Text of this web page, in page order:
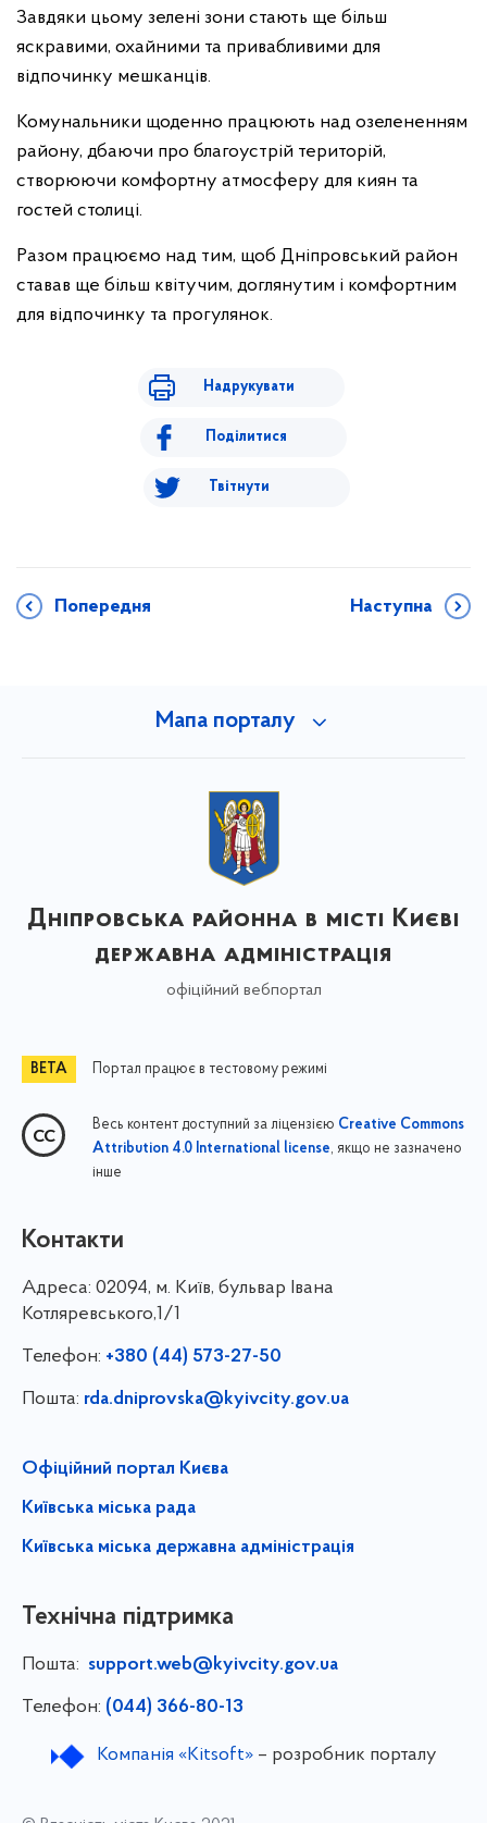
Завдяки цьому зелені зони стають ще більш
яскравими, охайними та привабливими для
відпочинку мешканців.
Комунальники щоденно працюють над озелененням
району, дбаючи про благоустрій територій,
створюючи комфортну атмосферу для киян та
гостей столиці.
Разом працюємо над тим, щоб Дніпровський район
ставав ще більш квітучим, доглянутим і комфортним
для відпочинку та прогулянок.
Надрукувати
Поділитися
Твітнути
Попередня Наступна
Мапа порталу
Дніпровська районна в місті Києві
державна адміністрація
офіційний вебпортал
Портал працює в тестовому режимі
Весь контент доступний за ліцензією Creative Commons
Attribution 4.0 International license, якщо не зазначено
інше
Контакти
Адреса: 02094, м. Київ, бульвар Івана
Котляревського,1/1
Телефон: +380 (44) 573-27-50
Пошта: rda.dniprovska@kyivcity.gov.ua
Офіційний портал Києва
Київська міська рада
Київська міська державна адміністрація
Технічна підтримка
Пошта: support.web@kyivcity.gov.ua
Телефон: (044) 366-80-13
Компанія «Kitsoft»– розробник порталу